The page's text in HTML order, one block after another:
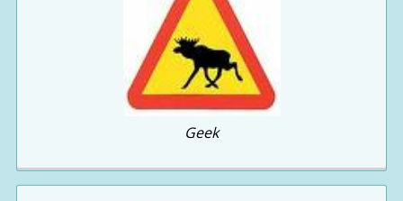
Geek